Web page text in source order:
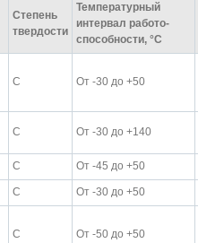
Степень
твердости
Температурный
интервал работо-
способности, °С
С От -30 до +50
С От -30 до +140
С От -45 до +50
С От -30 до +50
С От -50 до +50